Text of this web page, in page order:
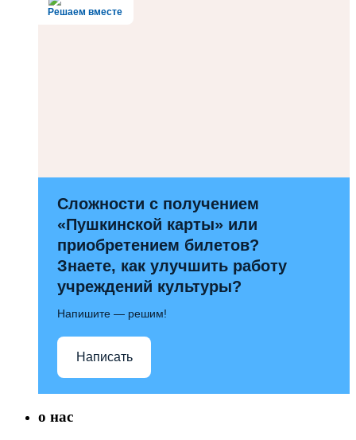
Решаем вместе
Сложности с получением
«Пушкинской карты» или
приобретением билетов?
Знаете, как улучшить работу
учреждений культуры?
Напишите — решим!
Написать
о нас